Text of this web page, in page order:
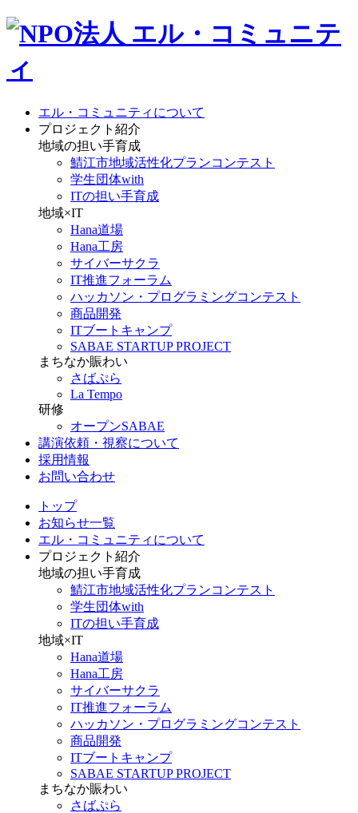
エル・コミュニティについて
プロジェクト紹介
地域の担い手育成
鯖江市地域活性化プランコンテスト
学生団体with
ITの担い手育成
地域×IT
Hana道場
Hana工房
サイバーサクラ
IT推進フォーラム
ハッカソン・プログラミングコンテスト
商品開発
ITブートキャンプ
SABAE STARTUP PROJECT
まちなか賑わい
さばぷら
La Tempo
研修
オープンSABAE
講演依頼・視察について
採用情報
お問い合わせ
トップ
お知らせ一覧
エル・コミュニティについて
プロジェクト紹介
地域の担い手育成
鯖江市地域活性化プランコンテスト
学生団体with
ITの担い手育成
地域×IT
Hana道場
Hana工房
サイバーサクラ
IT推進フォーラム
ハッカソン・プログラミングコンテスト
商品開発
ITブートキャンプ
SABAE STARTUP PROJECT
まちなか賑わい
さばぷら